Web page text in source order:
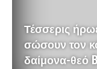
Τέσσερις
σώσουν τον
δαίμονα-θεό